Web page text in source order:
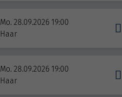
Mo. 28.09.2026 19:00
Haar
Mo. 28.09.2026 19:00
Haar